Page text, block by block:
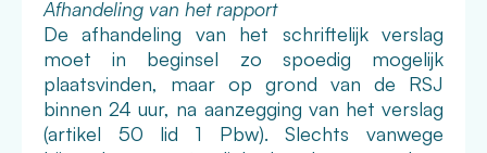
Afhandeling van het rapport
De afhandeling van het schriftelijk verslag
moet in beginsel zo spoedig mogelijk
plaatsvinden, maar op grond van de RSJ
binnen 24 uur, na aanzegging van het verslag
(artikel 50 lid 1 Pbw). Slechts vanwege